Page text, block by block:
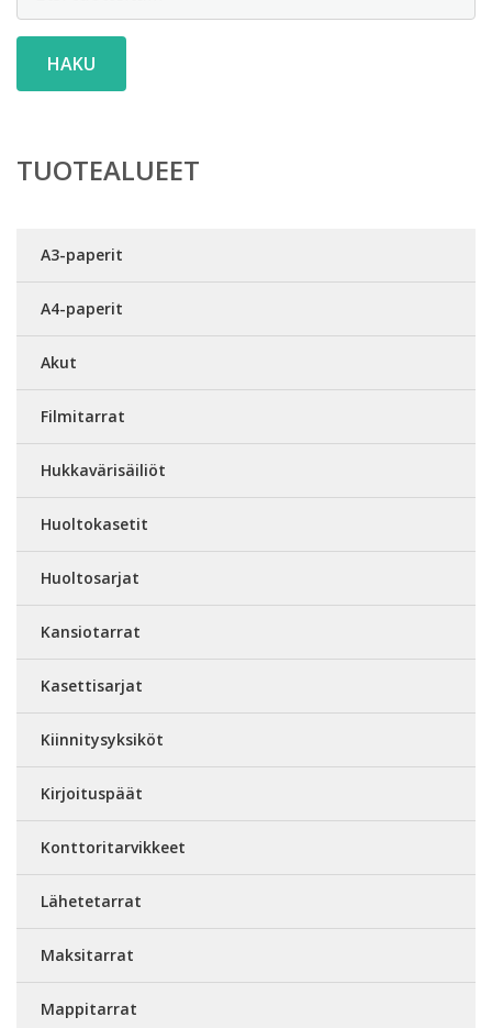
HAKU
TUOTEALUEET
A3-paperit
A4-paperit
Akut
Filmitarrat
Hukkavärisäiliöt
Huoltokasetit
Huoltosarjat
Kansiotarrat
Kasettisarjat
Kiinnitysyksiköt
Kirjoituspäät
Konttoritarvikkeet
Lähetetarrat
Maksitarrat
Mappitarrat